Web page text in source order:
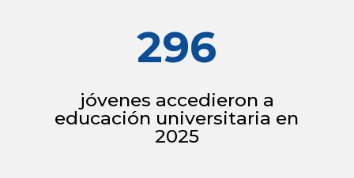
296
jóvenes accedieron a
educación universitaria en
2025